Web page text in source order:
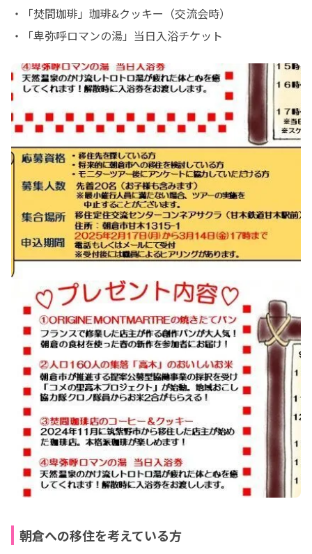
・「焚間珈琲」珈琲&クッキー（交流会時）
・「卑弥呼ロマンの湯」当日入浴チケット
朝倉への移住を考えている方